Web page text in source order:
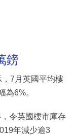
鎊
7月英國平均樓
為6%。
令英國樓市庫存
年減少逾3